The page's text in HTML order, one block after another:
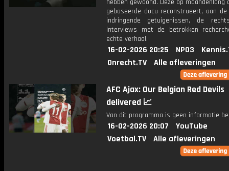
hebben gewoond. Deze op maandenlang
gebaseerde docu reconstrueert, aan
indringende getuigenissen, de
interviews met de betrokken
echte verhaal.
16-02-2026 20:25 NPO3
Onrecht.TV
Alle afleveringen
AFC Ajax: Our Belgian Red Devils
delivered 📈
Van dit programma is geen informatie
16-02-2026 20:07
YouTube
Voetbal.TV
Alle afleveringen